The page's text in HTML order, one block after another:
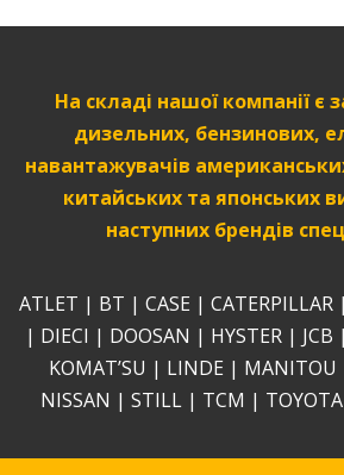
На складі нашої компанії є
дизельних, бензинових,
навантажувачів
китайських та японських
наступних брендів
ATLET | BT | CASE | CATERPILLAR
| DIECI | DOOSAN | HYSTER | JCB
KOMAT’SU | LINDE |
NISSAN | STILL | TCM |